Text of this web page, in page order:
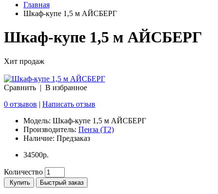
Главная
Шкаф-купе 1,5 м АЙСБЕРГ
Шкаф-купе 1,5 м АЙСБЕРГ
Хит продаж
Сравнить | В избранное
0 отзывов | Написать отзыв
Модель: Шкаф-купе 1,5 м АЙСБЕРГ
Производитель: Пенза (Т2)
Наличие: Предзаказ
34500р.
Количество
Купить Быстрый заказ